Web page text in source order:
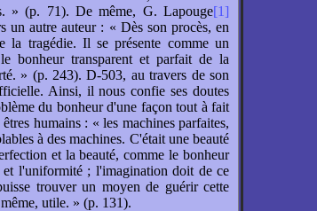
» (p. 71). De même, G. Lapouge[1]
un autre auteur : « Dès son procès, en
la tragédie. Il se présente comme un
bonheur transparent et parfait de la
» (p. 243). D-503, au travers de son
Ainsi, il nous confie ses doutes
du bonheur d'une façon tout à fait
humains : « les machines parfaites,
à des machines. C'était une beauté
et la beauté, comme le bonheur
et l'uniformité ; l'imagination doit de ce
trouver un moyen de guérir cette
utile. » (p. 131).